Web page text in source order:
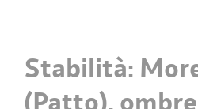
Stabilità: